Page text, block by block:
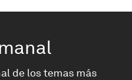
de los temas más